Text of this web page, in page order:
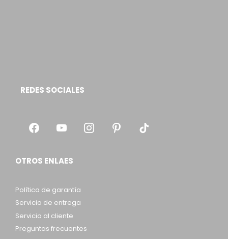
REDES SOCIALES
OTROS ENLAES
Política de garantía
Servicio de entrega
Servicio al cliente
Preguntas frecuentes